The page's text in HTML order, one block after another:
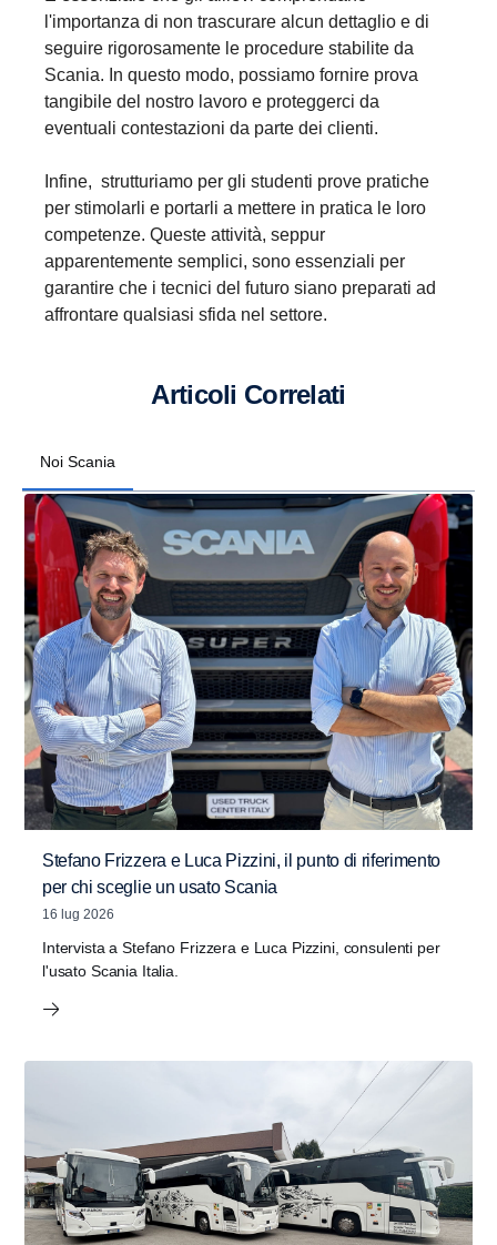
l'importanza di non trascurare alcun dettaglio e di
seguire rigorosamente le procedure stabilite da
Scania. In questo modo, possiamo fornire prova
tangibile del nostro lavoro e proteggerci da
eventuali contestazioni da parte dei clienti.
Infine, strutturiamo per gli studenti prove pratiche
per stimolarli e portarli a mettere in pratica le loro
competenze. Queste attività, seppur
apparentemente semplici, sono essenziali per
garantire che i tecnici del futuro siano preparati ad
affrontare qualsiasi sfida nel settore.
Articoli Correlati
Noi Scania
Stefano Frizzera e Luca Pizzini, il punto di riferimento
per chi sceglie un usato Scania
16 lug 2026
Intervista a Stefano Frizzera e Luca Pizzini, consulenti per
l'usato Scania Italia.